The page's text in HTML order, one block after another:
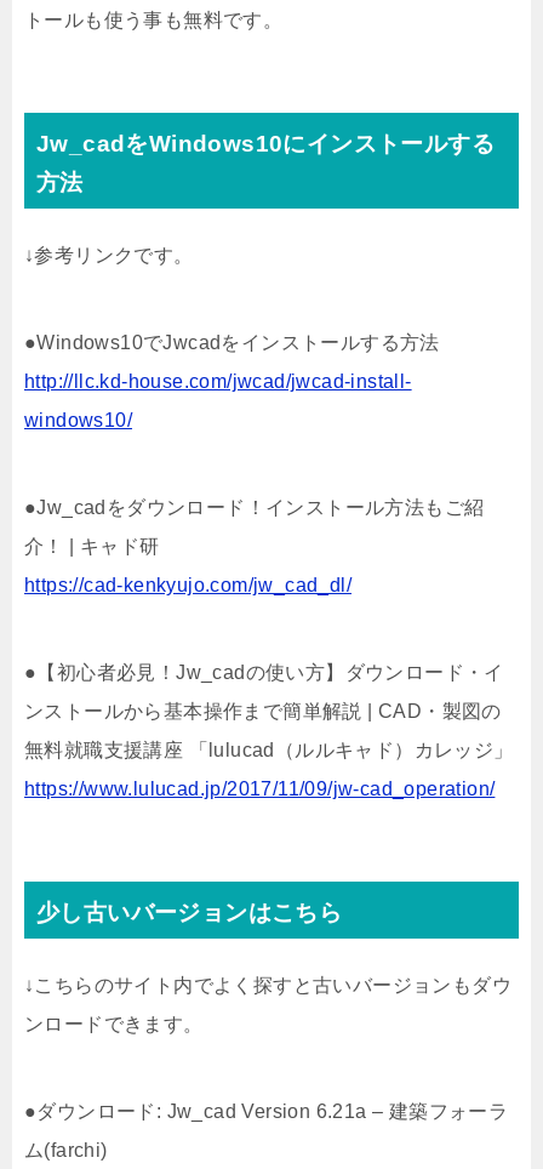
トールも使う事も無料です。
Jw_cadをWindows10にインストールする
方法
↓参考リンクです。
●Windows10でJwcadをインストールする方法
http://llc.kd-house.com/jwcad/jwcad-install-
windows10/
●Jw_cadをダウンロード！インストール方法もご紹
介！ | キャド研
https://cad-kenkyujo.com/jw_cad_dl/
●【初心者必見！Jw_cadの使い方】ダウンロード・イ
ンストールから基本操作まで簡単解説 | CAD・製図の
無料就職支援講座 「lulucad（ルルキャド）カレッジ」
https://www.lulucad.jp/2017/11/09/jw-cad_operation/
少し古いバージョンはこちら
↓こちらのサイト内でよく探すと古いバージョンもダウ
ンロードできます。
●ダウンロード: Jw_cad Version 6.21a – 建築フォーラ
ム(farchi)